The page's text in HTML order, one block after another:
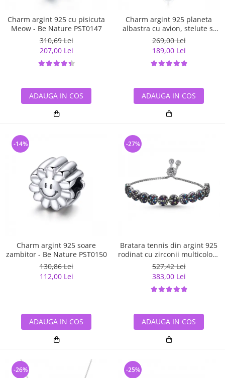
Charm argint 925 cu pisicuta
Meow - Be Nature PST0147
310,69 Lei
207,00 Lei
ADAUGA IN COS
Charm argint 925 planeta
albastra cu avion, stelute si
zirconii albe PST0149
269,00 Lei
189,00 Lei
ADAUGA IN COS
Charm argint 925 soare
zambitor - Be Nature PST0150
130,86 Lei
112,00 Lei
-14%
ADAUGA IN COS
Bratara tennis din argint 925
rodinat cu zirconii multicolore
- Be Elegant BTU0108
527,42 Lei
383,00 Lei
-27%
ADAUGA IN COS
-26% -25%